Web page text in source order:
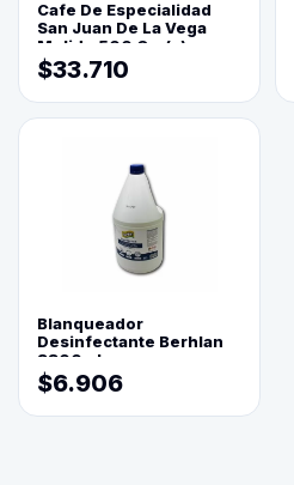
Cafe De Especialidad
San Juan De La Vega
Molido 500 Grs(=)
$33.710
Blanqueador
Desinfectante Berhlan
3800ml
$6.906